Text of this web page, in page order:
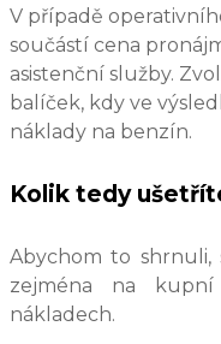
V případě
součástí cena
asistenční služby.
balíček, kdy ve
náklady na benzín.
Kolik tedy
Abychom to shrnuli,
zejména na
nákladech.